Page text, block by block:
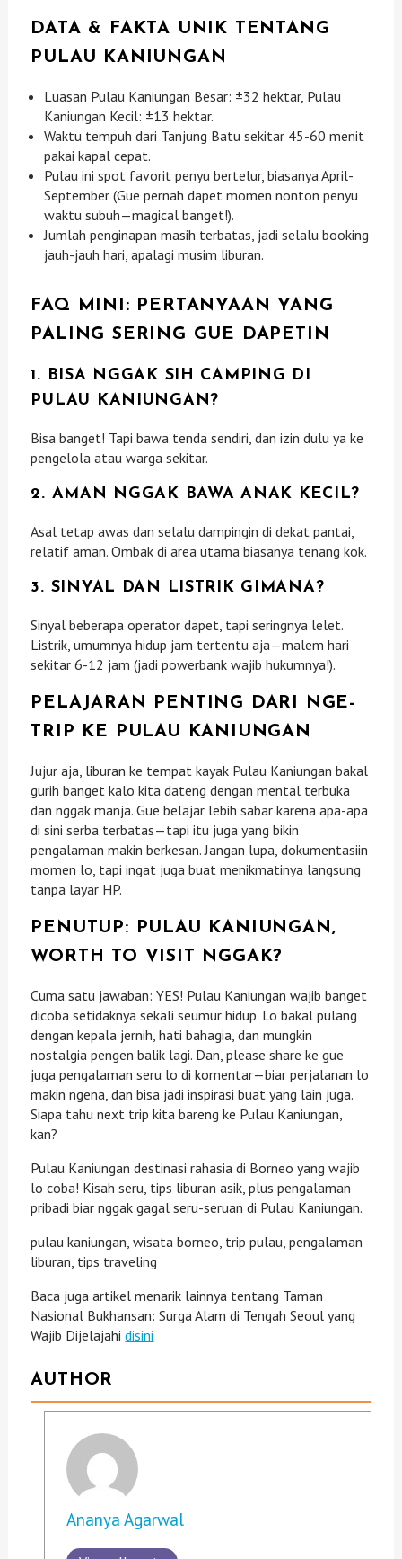
DATA & FAKTA UNIK TENTANG
PULAU KANIUNGAN
Luasan Pulau Kaniungan Besar: ±32 hektar, Pulau
Kaniungan Kecil: ±13 hektar.
Waktu tempuh dari Tanjung Batu sekitar 45-60 menit
pakai kapal cepat.
Pulau ini spot favorit penyu bertelur, biasanya April-
September (Gue pernah dapet momen nonton penyu
waktu subuh—magical banget!).
Jumlah penginapan masih terbatas, jadi selalu booking
jauh-jauh hari, apalagi musim liburan.
FAQ MINI: PERTANYAAN YANG
PALING SERING GUE DAPETIN
1. BISA NGGAK SIH CAMPING DI
PULAU KANIUNGAN?
Bisa banget! Tapi bawa tenda sendiri, dan izin dulu ya ke
pengelola atau warga sekitar.
2. AMAN NGGAK BAWA ANAK KECIL?
Asal tetap awas dan selalu dampingin di dekat pantai,
relatif aman. Ombak di area utama biasanya tenang kok.
3. SINYAL DAN LISTRIK GIMANA?
Sinyal beberapa operator dapet, tapi seringnya lelet.
Listrik, umumnya hidup jam tertentu aja—malem hari
sekitar 6-12 jam (jadi powerbank wajib hukumnya!).
PELAJARAN PENTING DARI NGE-
TRIP KE PULAU KANIUNGAN
Jujur aja, liburan ke tempat kayak Pulau Kaniungan bakal
gurih banget kalo kita dateng dengan mental terbuka
dan nggak manja. Gue belajar lebih sabar karena apa-apa
di sini serba terbatas—tapi itu juga yang bikin
pengalaman makin berkesan. Jangan lupa, dokumentasiin
momen lo, tapi ingat juga buat menikmatinya langsung
tanpa layar HP.
PENUTUP: PULAU KANIUNGAN,
WORTH TO VISIT NGGAK?
Cuma satu jawaban: YES! Pulau Kaniungan wajib banget
dicoba setidaknya sekali seumur hidup. Lo bakal pulang
dengan kepala jernih, hati bahagia, dan mungkin
nostalgia pengen balik lagi. Dan, please share ke gue
juga pengalaman seru lo di komentar—biar perjalanan lo
makin ngena, dan bisa jadi inspirasi buat yang lain juga.
Siapa tahu next trip kita bareng ke Pulau Kaniungan,
kan?
Pulau Kaniungan destinasi rahasia di Borneo yang wajib
lo coba! Kisah seru, tips liburan asik, plus pengalaman
pribadi biar nggak gagal seru-seruan di Pulau Kaniungan.
pulau kaniungan, wisata borneo, trip pulau, pengalaman
liburan, tips traveling
Baca juga artikel menarik lainnya tentang Taman
Nasional Bukhansan: Surga Alam di Tengah Seoul yang
Wajib Dijelajahidisini
AUTHOR
Ananya Agarwal